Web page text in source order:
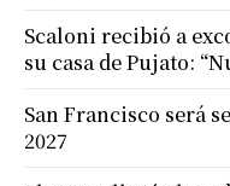
Scaloni recibió a
su casa de Pujato:
San Francisco será
2027